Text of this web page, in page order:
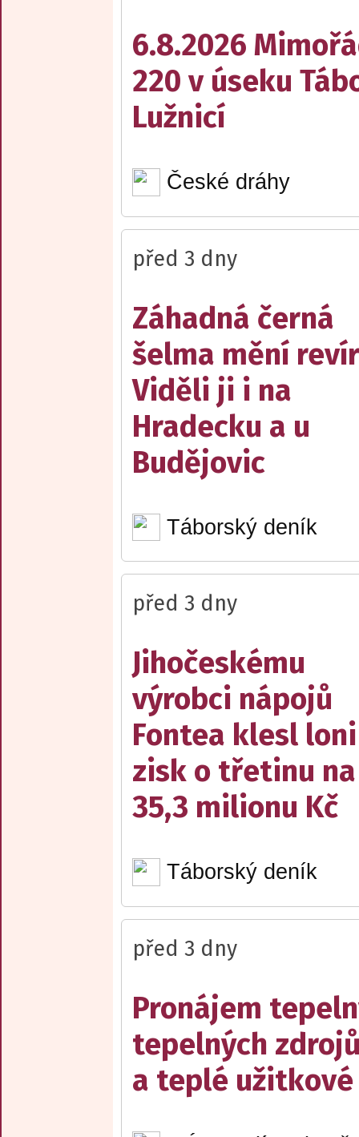
6.8.2026
220 v úseku
Lužnicí
České dráhy
před 3 dny
Záhadná černá
šelma mění
Viděli ji i na
Hradecku a u
Budějovic
Táborský deník
před 3 dny
Jihočeskému
výrobci nápojů
Fontea klesl loni
zisk o třetinu na
35,3 milionu Kč
Táborský deník
před 3 dny
Pronájem
tepelných
a teplé užitkové